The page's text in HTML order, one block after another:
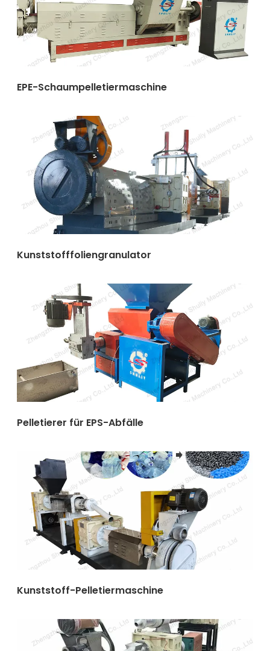
EPE-Schaumpelletiermaschine
Kunststofffoliengranulator
Pelletierer für EPS-Abfälle
Kunststoff-Pelletiermaschine